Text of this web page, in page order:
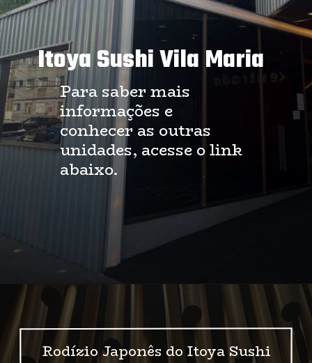
Itoya Sushi Vila Maria
Para saber mais
informações e
conhecer as outras
unidades, acesse o link
abaixo.
Opening https://www.instagram.com/itoyasushivilamaria/
Rodízio Japonês do Itoya Sushi